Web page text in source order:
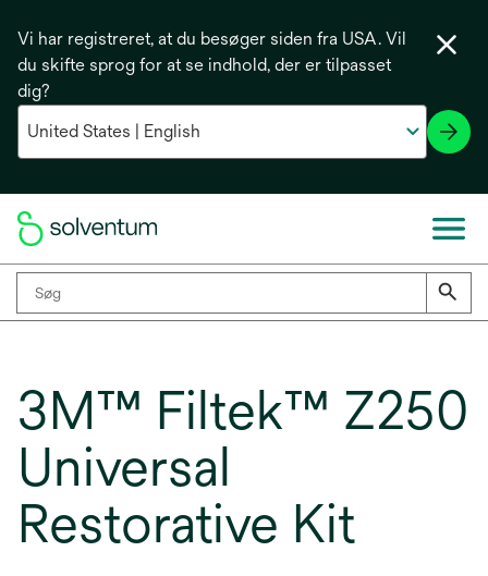
Vi har registreret, at du besøger siden fra USA. Vil
du skifte sprog for at se indhold, der er tilpasset
dig?
3M™ Filtek™ Z250
Universal
Restorative Kit